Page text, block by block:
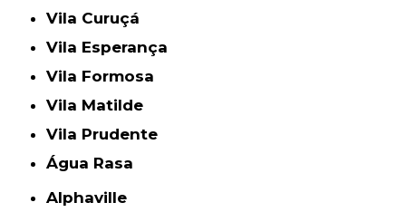
Vila Curuçá
Vila Esperança
Vila Formosa
Vila Matilde
Vila Prudente
Água Rasa
Alphaville